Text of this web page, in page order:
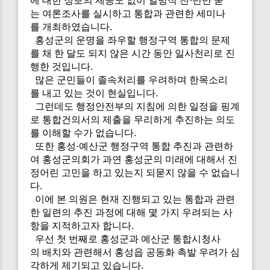
는 여론조사를 실시하고 통합과 관련한 세미나
를 개최하였습니다.
홍성군의 운명을 좌우할 행정구역 통합의 문제
를 채 한 달도 되지 않은 시간 동안 일사천리로 진
행한 것입니다.
많은 군민들이 졸속처리를 우려하며 한목소리
를 내고 있는 것이 현실입니다.
그런데도 행정안전부의 지침에 의한 일정을 핑계
로 통합건의서의 제출을 무리하게 추진하는 의도
를 이해할 수가 없습니다.
또한 홍성·예산군 행정구역 통합 추진과 관련하
여 홍성군의회가 과연 홍성군의 미래에 대해서 진
정어린 고민을 하고 있는지 되묻지 않을 수 없습니
다.
이에 본 의원은 현재 진행되고 있는 통합과 관련
한 일련의 추진 과정에 대해 몇 가지 우려되는 사
항을 지적하고자 합니다.
우선 첫 번째로 홍성군과 예산군 통합시청사
의 배치와 관련해서 홍성읍 공동화 촉발 우려가 심
각하게 제기되고 있습니다.